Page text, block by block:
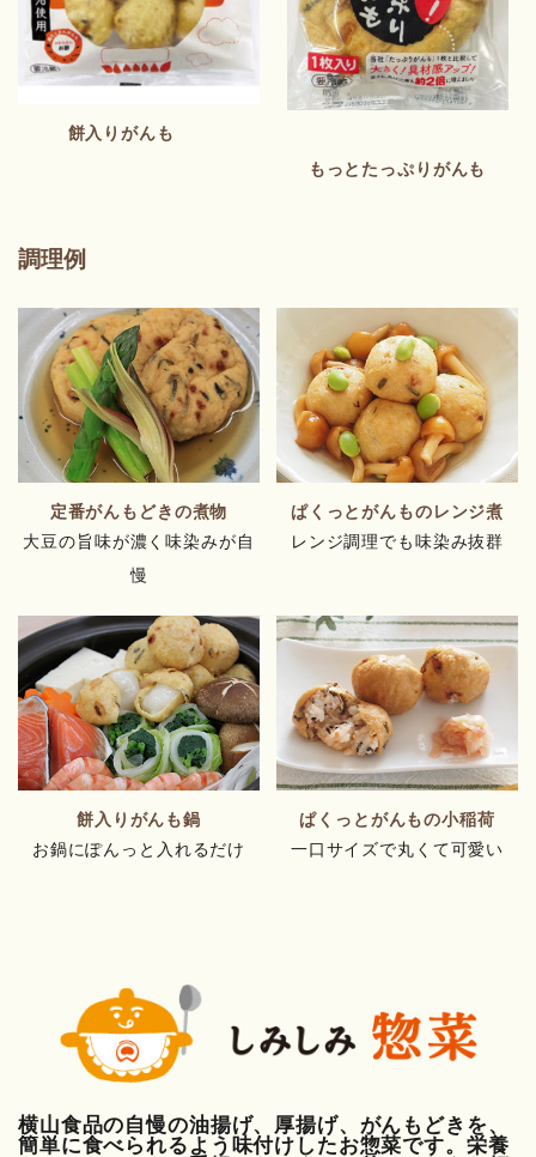
餅入りがんも
もっとたっぷりがんも
調理例
定番がんもどきの煮物
大豆の旨味が濃く味染みが自
慢
ぱくっとがんものレンジ煮
レンジ調理でも味染み抜群
餅入りがんも鍋
お鍋にぽんっと入れるだけ
ぱくっとがんもの小稲荷
一口サイズで丸くて可愛い
横山食品の自慢の油揚げ、厚揚げ、がんもどきを、
簡単に食べられるよう味付けしたお惣菜です。栄養